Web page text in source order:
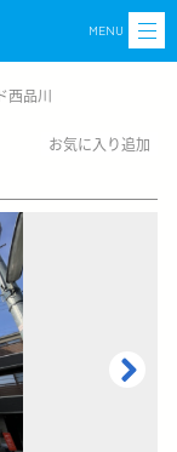
MENU
西品川
お気に入り追加